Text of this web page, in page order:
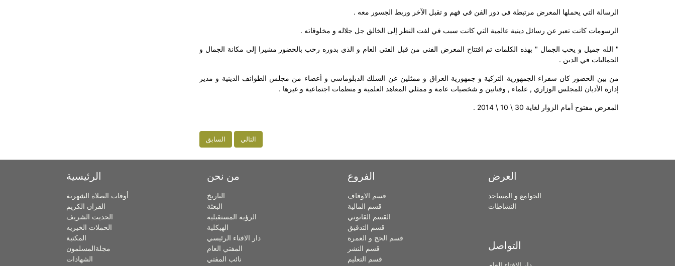
الرسالة التي يحملها المعرض مرتبطة في دور الفن في فهم و تقبل الآخر وربط الجسور معه .
الرسومات كانت تعبر عن رسائل دينية عالمية التي كانت سبب في لفت النظر إلى الخالق جل جلاله و مخلوقاته .
" الله جميل و يحب الجمال " بهذه الكلمات تم افتتاح المعرض الفني من قبل الفتي العام و الذي بدوره رحب بالحضور مشيرا إلى مكانة الجمال و
الجماليات في الدين .
من بين الحضور كان سفراء الجمهورية التركية و جمهورية العراق و ممثلين عن السلك الدبلوماسي و أعضاء من مجلس الطوائف الدينية و مدير
إدارة الأديان للمجلس الوزاري , علماء , وفنانين و شخصيات عامة و ممثلي المعاهد العلمية و منظمات اجتماعية و غيرها .
المعرض مفتوح أمام الزوار لغاية 30 \ 10 \ 2014 .
السابق التالي
الرئيسية
أوقات الصلاة الشهرية
القران الكريم
الحديث الشريف
الحملات الخيريه
المكتبة
مجلةالمسلمون
الشهادات
من نحن
التاريخ
البعثة
الرؤيه المستقبليه
الهيكلية
دار الافتاء الرئيسي
المفتي العام
نائب المفتي
الفروع
قسم الاوقاف
قسم المالية
القسم القانوني
قسم التدقيق
قسم الحج و العمرة
قسم النشر
قسم التعليم
العرض
الجوامع و المساجد
النشاطات
التواصل